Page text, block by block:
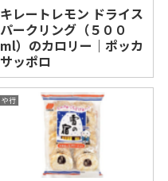
キレートレモン ドライス
パークリング（５００
ml）のカロリー｜ポッカ
サッポロ
や行